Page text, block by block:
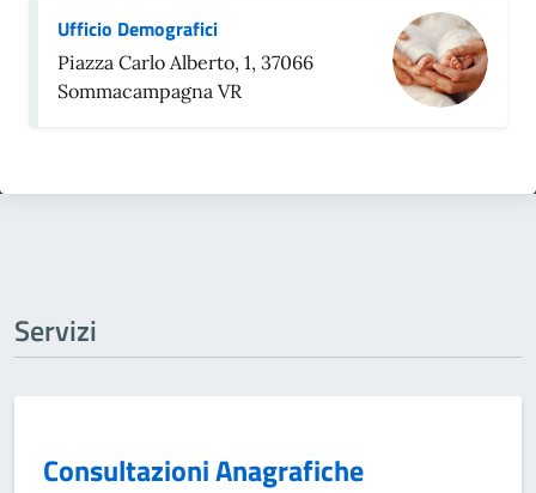
Ufficio Demografici
Piazza Carlo Alberto, 1, 37066
Sommacampagna VR
Servizi
Consultazioni Anagrafiche